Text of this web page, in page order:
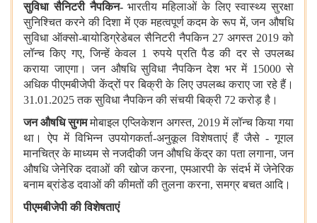
सुविधा सैनिटरी नैपकिन-भारतीय महिलाओं के लिए स्वास्थ्य सुरक्षा
सुनिश्चित करने की दिशा में एक महत्वपूर्ण कदम के रूप में, जन औषधि
सुविधा ऑक्सो-बायोडिग्रेडेबल सैनिटरी नैपकिन 27 अगस्त 2019 को
लॉन्च किए गए, जिन्हें केवल 1 रुपये प्रति पैड की दर से उपलब्ध
कराया जाएगा। जन औषधि सुविधा नैपकिन देश भर में 15000 से
अधिक पीएमबीजेपी केंद्रों पर बिक्री के लिए उपलब्ध कराए जा रहे हैं।
31.01.2025 तक सुविधा नैपकिन की संचयी बिक्री 72 करोड़ है।
जन औषधि सुगममोबाइल एप्लिकेशन अगस्त, 2019 में लॉन्च किया गया
था। ऐप में विभिन्न उपयोगकर्ता-अनुकूल विशेषताएं हैं जैसे - गूगल
मानचित्र के माध्यम से नजदीकी जन औषधि केंद्र का पता लगाना, जन
औषधि जेनेरिक दवाओं की खोज करना, एमआरपी के संदर्भ में जेनेरिक
बनाम ब्रांडेड दवाओं की कीमतों की तुलना करना, समग्र बचत आदि।
पीएमबीजेपी की विशेषताएं